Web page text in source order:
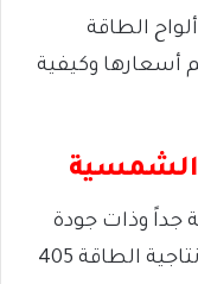
الطاقة
وكيفية
الشمسية
جداً وذات جودة
إنتاجية الطاقة 405